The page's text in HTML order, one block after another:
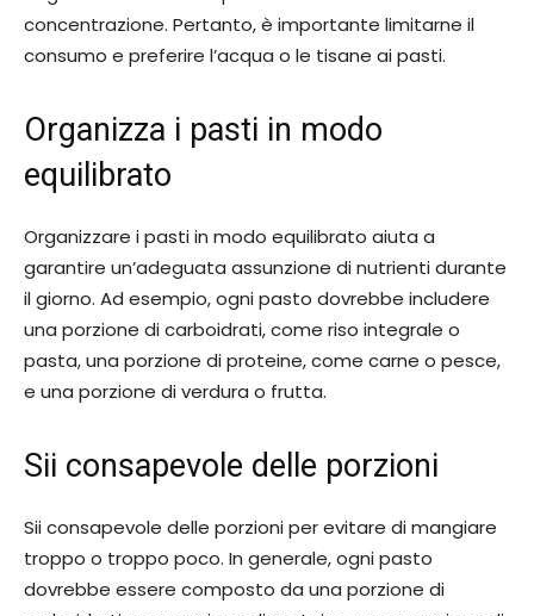
concentrazione. Pertanto, è importante limitarne il
consumo e preferire l’acqua o le tisane ai pasti.
Organizza i pasti in modo
equilibrato
Organizzare i pasti in modo equilibrato aiuta a
garantire un’adeguata assunzione di nutrienti durante
il giorno. Ad esempio, ogni pasto dovrebbe includere
una porzione di carboidrati, come riso integrale o
pasta, una porzione di proteine, come carne o pesce,
e una porzione di verdura o frutta.
Sii consapevole delle porzioni
Sii consapevole delle porzioni per evitare di mangiare
troppo o troppo poco. In generale, ogni pasto
dovrebbe essere composto da una porzione di